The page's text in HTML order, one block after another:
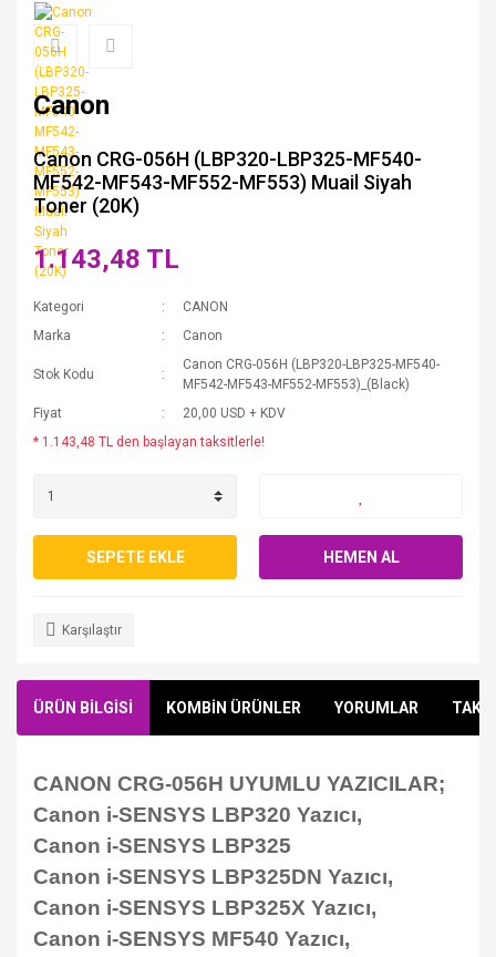
Canon
Canon CRG-056H (LBP320-LBP325-MF540-
MF542-MF543-MF552-MF553) Muail Siyah
Toner (20K)
1.143,48 TL
Kategori
CANON
Marka
Canon
Stok Kodu
Canon CRG-056H (LBP320-LBP325-MF540-
MF542-MF543-MF552-MF553)_(Black)
Fiyat
20,00 USD + KDV
* 1.143,48 TL den başlayan taksitlerle!
SEPETE EKLE HEMEN AL
Karşılaştır
ÜRÜN BİLGİSİ KOMBİN ÜRÜNLER YORUMLAR
CANON CRG-056H UYUMLU YAZICILAR;
Canon i-SENSYS LBP320 Yazıcı,
Canon i-SENSYS LBP325
Canon i-SENSYS LBP325DN Yazıcı,
Canon i-SENSYS LBP325X Yazıcı,
Canon i-SENSYS MF540 Yazıcı,